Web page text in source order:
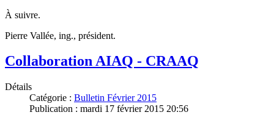
À suivre.
Pierre Vallée, ing., président.
Collaboration AIAQ - CRAAQ
Détails
Catégorie : Bulletin Février 2015
Publication : mardi 17 février 2015 20:56